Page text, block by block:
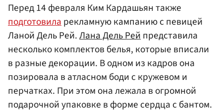
Перед 14 февраля Ким Кардашьян также
подготовиларекламную кампанию с певицей
Ланой Дель Рей.Лана Дель Рейпредставила
несколько комплектов белья, которые вписали
в разные декорации. В одном из кадров она
позировала в атласном боди с кружевом и
перчатках. При этом она лежала в огромной
подарочной упаковке в форме сердца с бантом.